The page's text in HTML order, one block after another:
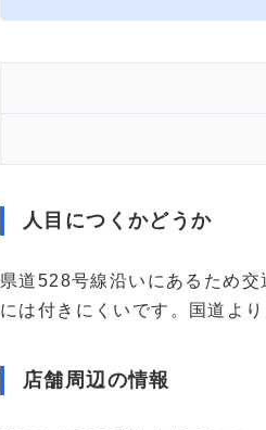
人目につくかどうか
県道528号線沿いにあるため
には付きにくいです。国道よ
店舗周辺の情報